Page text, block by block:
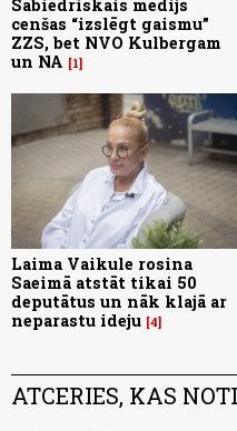
Sabiedriskais medijs
cenšas “izslēgt gaismu”
ZZS, bet NVO Kulbergam
un NA
1
Laima Vaikule rosina
Saeimā atstāt tikai 50
deputātus un nāk klajā ar
neparastu ideju 4
ATCERIES, KAS